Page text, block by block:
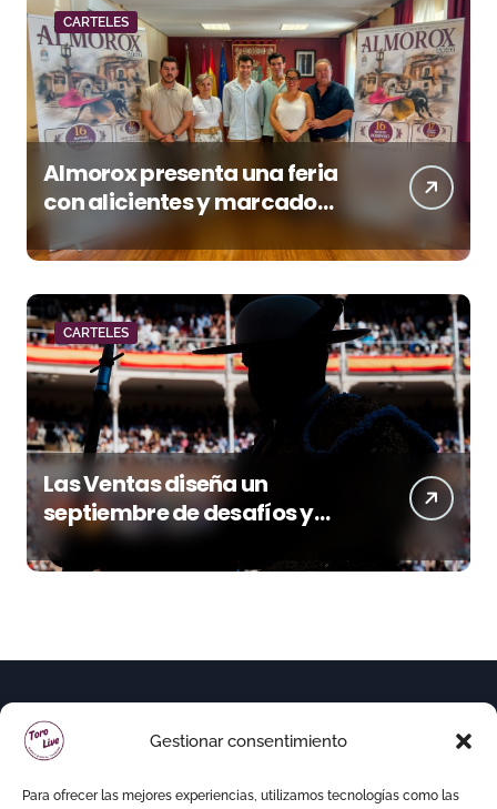
Gestionar consentimiento
Para ofrecer las mejores experiencias, utilizamos tecnologías como las
CARTELES
Almorox presenta una feria
con alicientes y marcado
acento torista
CARTELES
Las Ventas diseña un
septiembre de desafíos y
variedad ganadera